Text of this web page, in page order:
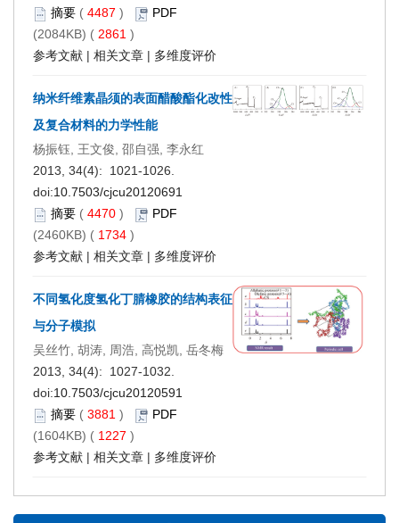
摘要 ( 4487 )
PDF
(2084KB) ( 2861 )
参考文献 | 相关文章 | 多维度评价
纳米纤维素晶须的表面醋酸酯化改性
及复合材料的力学性能
杨振钰, 王文俊, 邵自强, 李永红
2013, 34(4): 1021-1026.
doi:10.7503/cjcu20120691
摘要 ( 4470 )
PDF
(2460KB) ( 1734 )
参考文献 | 相关文章 | 多维度评价
不同氢化度氢化丁腈橡胶的结构表征
与分子模拟
吴丝竹, 胡涛, 周浩, 高悦凯, 岳冬梅
2013, 34(4): 1027-1032.
doi:10.7503/cjcu20120591
摘要 ( 3881 )
PDF
(1604KB) ( 1227 )
参考文献 | 相关文章 | 多维度评价